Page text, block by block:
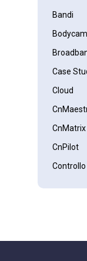
Bandi
Bodycam
Case
Cloud
CnMatrix
CnPilot
Evento